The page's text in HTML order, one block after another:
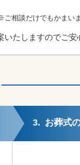
たしますのでご安
ご相談だけでもかまいま
3. お葬式